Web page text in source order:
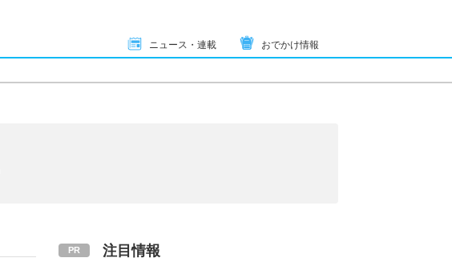
ニュース・連載 おでかけ情報
注目情報